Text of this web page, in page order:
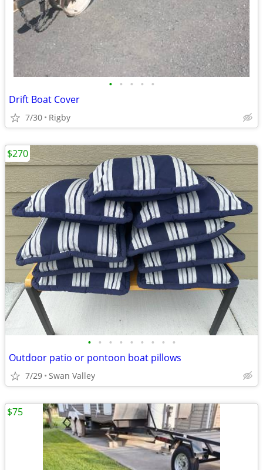
• • • • •
Drift Boat Cover
7/30 Rigby
• • • • • • • • •
Outdoor patio or pontoon boat pillows
7/29 Swan Valley
$270
$75